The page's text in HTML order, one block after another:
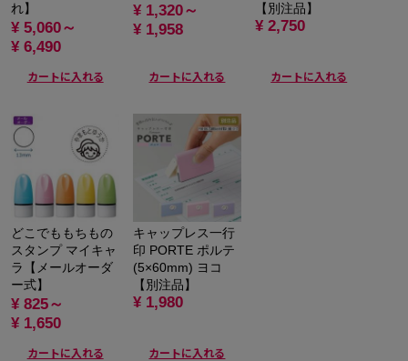
れ】
¥ 5,060～
¥ 6,490
カートに入れる
¥ 1,320～
¥ 1,958
カートに入れる
【別注品】
¥ 2,750
カートに入れる
どこでももちもの
スタンプ マイキャ
ラ【メールオーダ
ー式】
¥ 825～
¥ 1,650
カートに入れる
キャップレス一行
印 PORTE ポルテ
(5×60mm) ヨコ
【別注品】
¥ 1,980
カートに入れる